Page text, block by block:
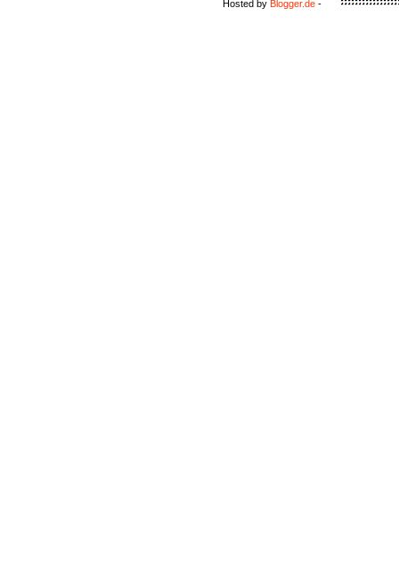
Hosted by Blogger.de -